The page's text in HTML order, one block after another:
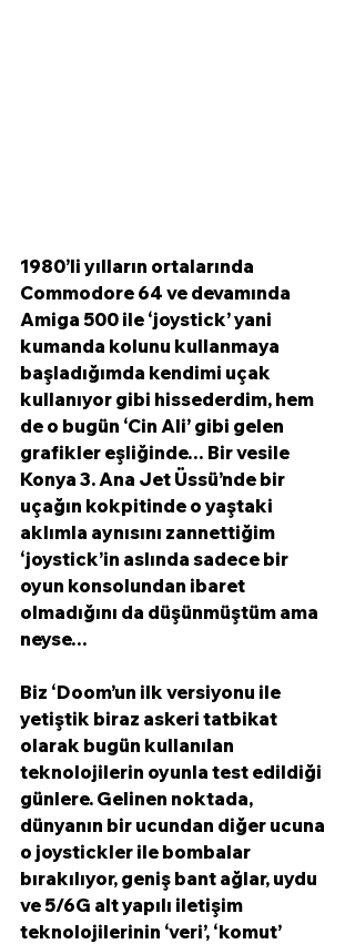
1980’li yılların ortalarında
Commodore 64 ve devamında
Amiga 500 ile ‘joystick’ yani
kumanda kolunu kullanmaya
başladığımda kendimi uçak
kullanıyor gibi hissederdim, hem
de o bugün ‘Cin Ali’ gibi gelen
grafikler eşliğinde… Bir vesile
Konya 3. Ana Jet Üssü’nde bir
uçağın kokpitinde o yaştaki
aklımla aynısını zannettiğim
‘joystick’in aslında sadece bir
oyun konsolundan ibaret
olmadığını da düşünmüştüm ama
neyse…
Biz ‘Doom’un ilk versiyonu ile
yetiştik biraz askeri tatbikat
olarak bugün kullanılan
teknolojilerin oyunla test edildiği
günlere. Gelinen noktada,
dünyanın bir ucundan diğer ucuna
o joystickler ile bombalar
bırakılıyor, geniş bant ağlar, uydu
ve 5/6G alt yapılı iletişim
teknolojilerinin ‘veri’, ‘komut’